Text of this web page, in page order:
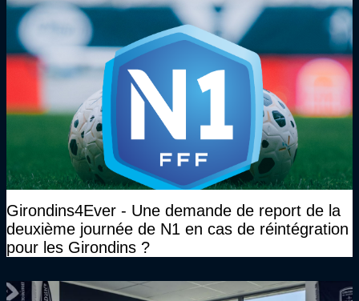
Girondins4Ever - Une demande de report de la
deuxième journée de N1 en cas de réintégration
pour les Girondins ?